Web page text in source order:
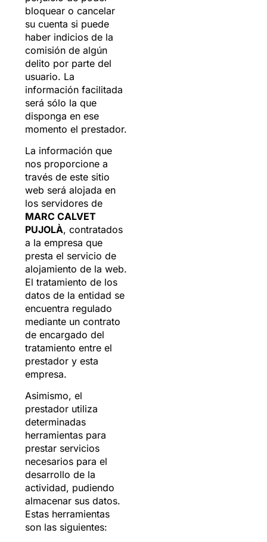
bloquear o cancelar
su cuenta si puede
haber indicios de la
comisión de algún
delito por parte del
usuario. La
información facilitada
será sólo la que
disponga en ese
momento el prestador.
La información que
nos proporcione a
través de este sitio
web será alojada en
los servidores de
MARC CALVET
PUJOLÀ, contratados
a la empresa que
presta el servicio de
alojamiento de la web.
El tratamiento de los
datos de la entidad se
encuentra regulado
mediante un contrato
de encargado del
tratamiento entre el
prestador y esta
empresa.
Asimismo, el
prestador utiliza
determinadas
herramientas para
prestar servicios
necesarios para el
desarrollo de la
actividad, pudiendo
almacenar sus datos.
Estas herramientas
son las siguientes: